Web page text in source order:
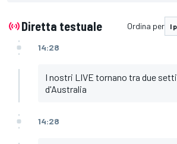
Gasly, Alpine
Magnussen, Haas
Diretta testuale Ordina per
14:28
I nostri LIVE tornano tra due
d'Australia
14:28